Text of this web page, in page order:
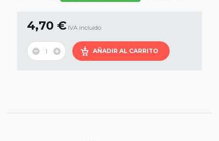
4,70 € IVA incluído
AÑADIR AL CARRITO